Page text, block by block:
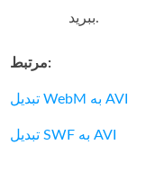
ببرید.
مرتبط:
تبدیل WebM به AVI
تبدیل SWF به AVI